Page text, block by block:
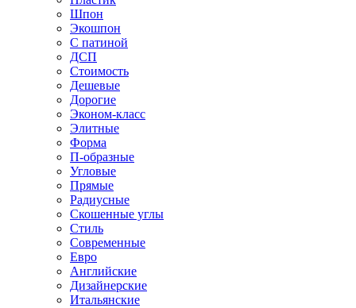
Шпон
Экошпон
С патиной
ДСП
Стоимость
Дешевые
Дорогие
Эконом-класс
Элитные
Форма
П-образные
Угловые
Прямые
Радиусные
Скошенные углы
Стиль
Современные
Евро
Английские
Дизайнерские
Итальянские